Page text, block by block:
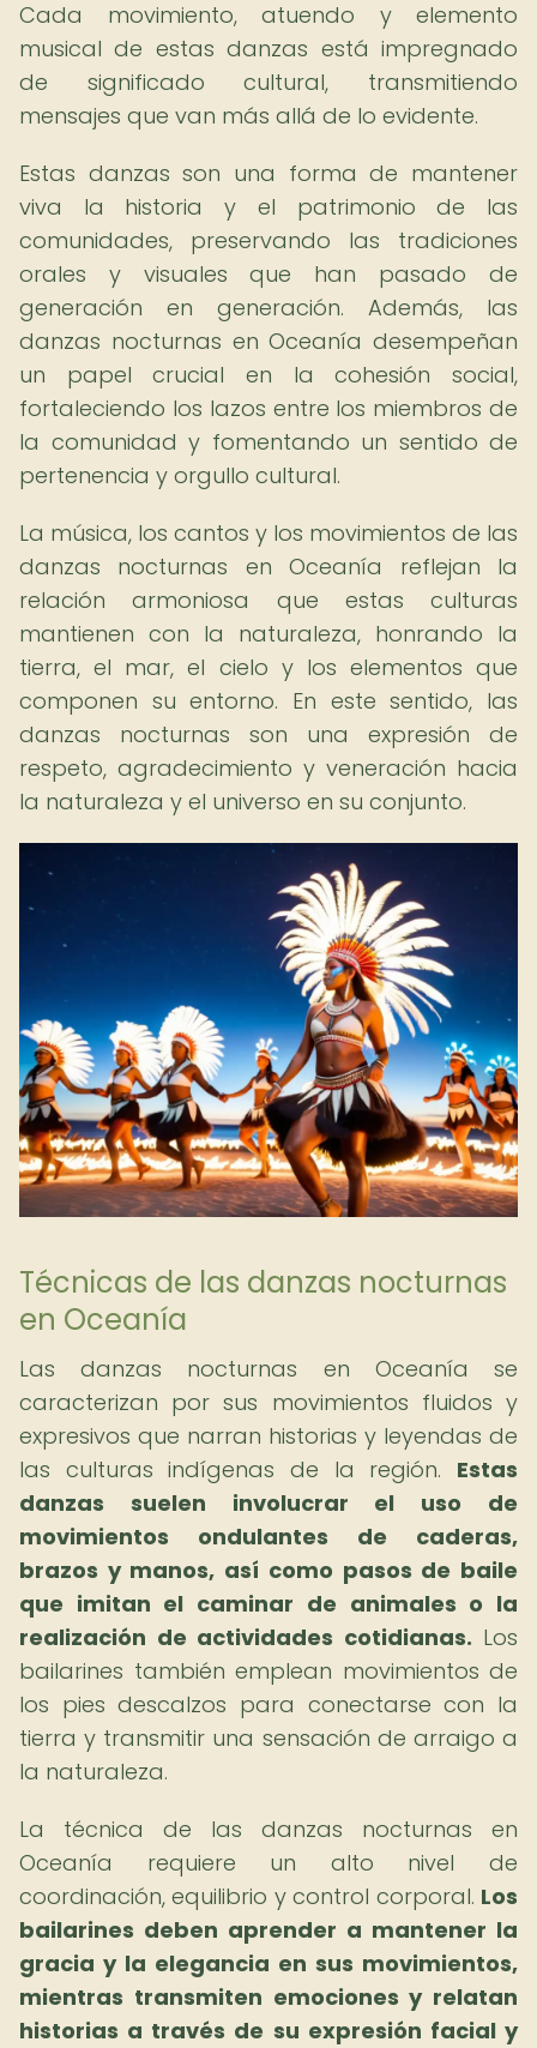
Cada movimiento, atuendo y elemento
musical de estas danzas está impregnado
de significado cultural, transmitiendo
mensajes que van más allá de lo evidente.
Estas danzas son una forma de mantener
viva la historia y el patrimonio de las
comunidades, preservando las tradiciones
orales y visuales que han pasado de
generación en generación. Además, las
danzas nocturnas en Oceanía desempeñan
un papel crucial en la cohesión social,
fortaleciendo los lazos entre los miembros de
la comunidad y fomentando un sentido de
pertenencia y orgullo cultural.
La música, los cantos y los movimientos de las
danzas nocturnas en Oceanía reflejan la
relación armoniosa que estas culturas
mantienen con la naturaleza, honrando la
tierra, el mar, el cielo y los elementos que
componen su entorno. En este sentido, las
danzas nocturnas son una expresión de
respeto, agradecimiento y veneración hacia
la naturaleza y el universo en su conjunto.
Técnicas de las danzas nocturnas
en Oceanía
Las danzas nocturnas en Oceanía se
caracterizan por sus movimientos fluidos y
expresivos que narran historias y leyendas de
las culturas indígenas de la región. Estas
danzas suelen involucrar el uso de
movimientos ondulantes de caderas,
brazos y manos, así como pasos de baile
que imitan el caminar de animales o la
realización de actividades cotidianas. Los
bailarines también emplean movimientos de
los pies descalzos para conectarse con la
tierra y transmitir una sensación de arraigo a
la naturaleza.
La técnica de las danzas nocturnas en
Oceanía requiere un alto nivel de
coordinación, equilibrio y control corporal. Los
bailarines deben aprender a mantener la
gracia y la elegancia en sus movimientos,
mientras transmiten emociones y relatan
historias a través de su expresión facial y